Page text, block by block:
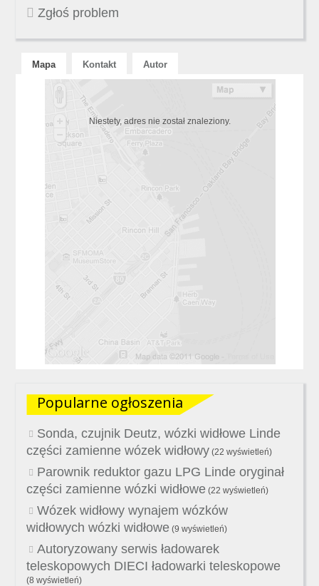
Zgłoś problem
Mapa Kontakt Autor
Niestety, adres nie został znaleziony.
Popularne ogłoszenia
Sonda, czujnik Deutz, wózki widłowe Linde
części zamienne wózek widłowy (22 wyświetleń)
Parownik reduktor gazu LPG Linde oryginał
części zamienne wózki widłowe (22 wyświetleń)
Wózek widłowy wynajem wózków
widłowych wózki widłowe (9 wyświetleń)
Autoryzowany serwis ładowarek
teleskopowych DIECI ładowarki teleskopowe
(8 wyświetleń)